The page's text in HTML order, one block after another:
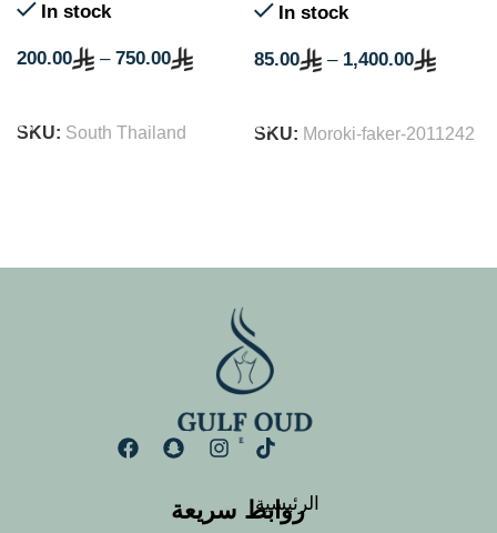
In stock
200.00 – 750.00
SKU: South Thailand
In stock
85.00 – 1,400.00
SKU: Moroki-faker-2011242
روابط سريعة
الرئيسية